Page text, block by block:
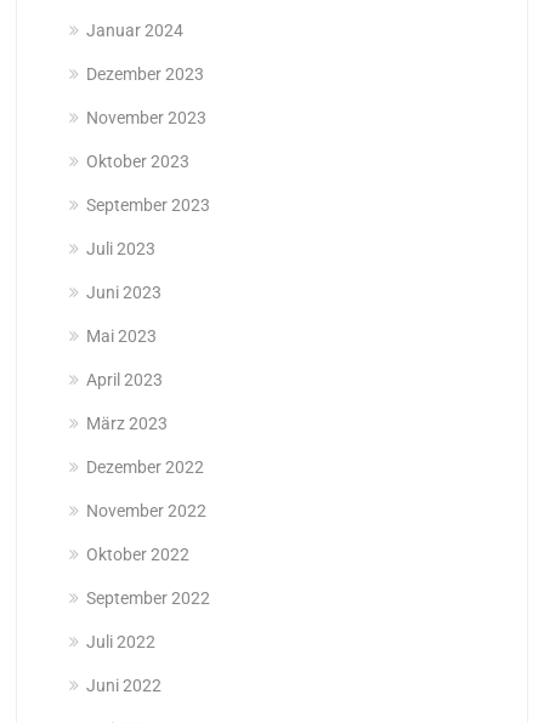
Januar 2024
Dezember 2023
November 2023
Oktober 2023
September 2023
Juli 2023
Juni 2023
Mai 2023
April 2023
März 2023
Dezember 2022
November 2022
Oktober 2022
September 2022
Juli 2022
Juni 2022